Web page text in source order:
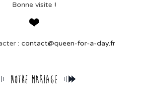
Bonne visite !
: contact@queen-for-a-day.fr